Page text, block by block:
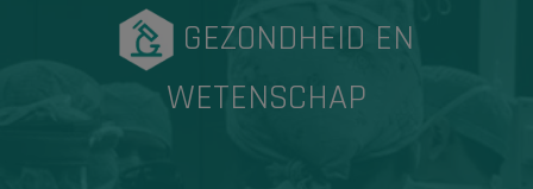
GEZONDHEID EN
WETENSCHAP